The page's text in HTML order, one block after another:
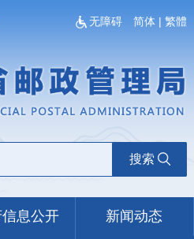
无障碍 简体 |繁體
搜索
息公开 新闻动态